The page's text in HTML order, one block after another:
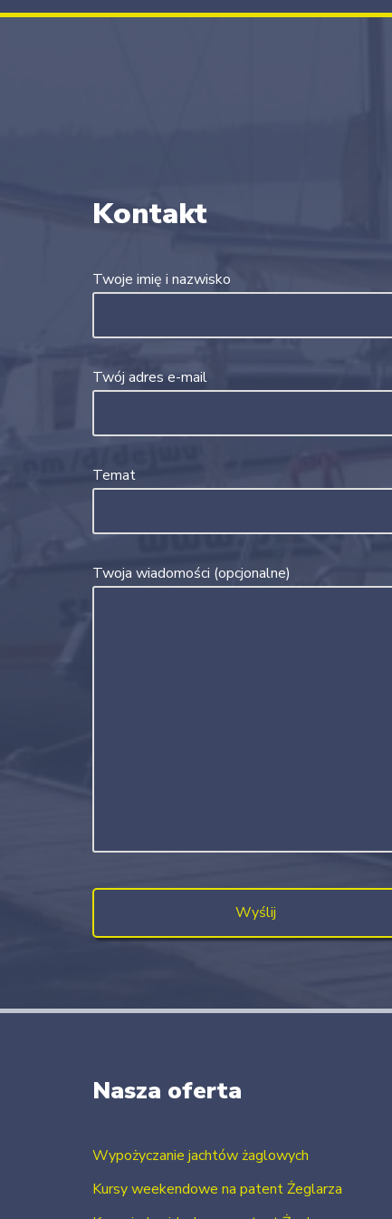
Kontakt
Twoje imię i nazwisko
Twój adres e-mail
Temat
Twoja wiadomości (opcjonalne)
Nasza oferta
Wypożyczanie jachtów żaglowych
Kursy weekendowe na patent Żeglarza